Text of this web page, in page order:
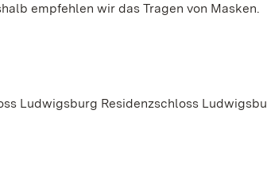
empfehlen wir das Tragen von Masken.
Ludwigsburg Residenzschloss